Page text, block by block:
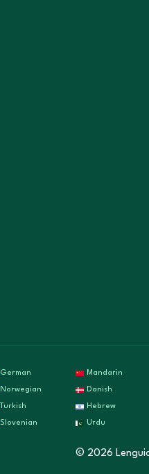
German Mandarin
Norwegian Danish
Turkish Hebrew
Slovenian Urdu
© 2026